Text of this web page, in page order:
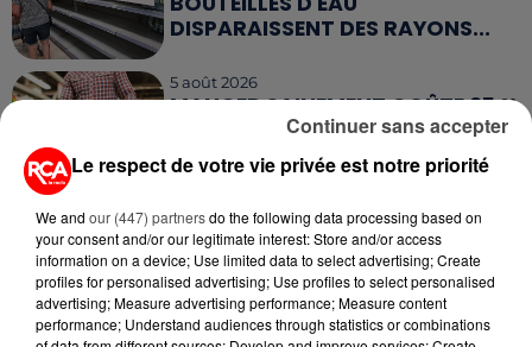
DISPARAISSENT DES RAYONS...
5 août 2026
MANGER SAINEMENT COÛTE 25 %
PLUS CHER QU'IL Y A CINQ ANS,
ALERTE L’ONU
QUELLES SONT LES MARQUES QUI
OFFRENT LE MEILLEUR RAPPORT...
Le respect de votre vie privée est notre priorité
We and our (447) partnersdo the following data processing based on
your consent and/or our legitimate interest: Store and/or access
information on a device; Use limited data to select advertising; Create
profiles for personalised advertising; Use profiles to select personalised
advertising; Measure advertising performance; Measure content
performance; Understand audiences through statistics or combinations
Continuer sans accepter